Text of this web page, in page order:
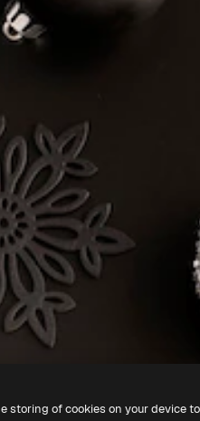
storing of cookies on your device